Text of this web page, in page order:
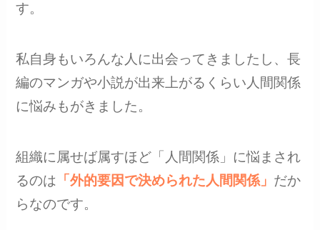
す。
私自身もいろんな人に出会ってきましたし、長
編のマンガや小説が出来上がるくらい人間関係
に悩みもがきました。
組織に属せば属すほど「人間関係」に悩まされ
るのは
「外的要因で決められた人間関係」 だか
らなのです。